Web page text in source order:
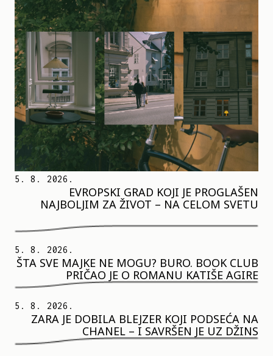
5. 8. 2026.
EVROPSKI GRAD KOJI JE PROGLAŠEN
NAJBOLJIM ZA ŽIVOT – NA CELOM SVETU
5. 8. 2026.
ŠTA SVE MAJKE NE MOGU? BURO. BOOK CLUB
PRIČAO JE O ROMANU KATIŠE AGIRE
5. 8. 2026.
ZARA JE DOBILA BLEJZER KOJI PODSEĆA NA
CHANEL – I SAVRŠEN JE UZ DŽINS